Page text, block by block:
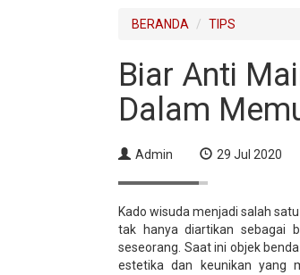
BERANDA TIPS
Biar Anti
Dalam
Admin 29 Jul 2020
Kado wisuda menjadi salah
tak hanya diartikan sebagai
seseorang. Saat ini objek
estetika dan keunikan yang